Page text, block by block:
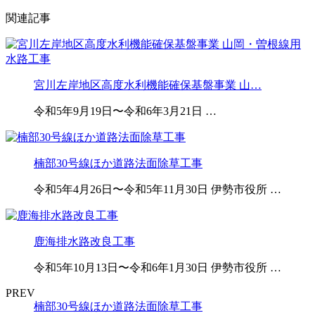
関連記事
宮川左岸地区高度水利機能確保基盤事業 山…
令和5年9月19日〜令和6年3月21日 …
楠部30号線ほか道路法面除草工事
令和5年4月26日〜令和5年11月30日 伊勢市役所 …
鹿海排水路改良工事
令和5年10月13日〜令和6年1月30日 伊勢市役所 …
PREV
楠部30号線ほか道路法面除草工事